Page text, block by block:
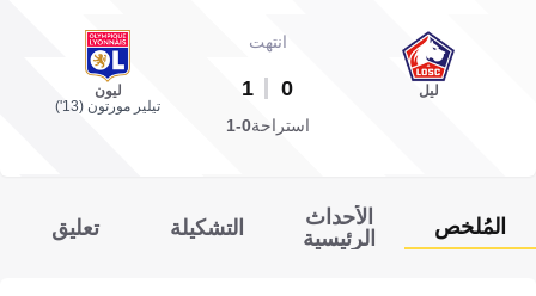
ليل
انتهت
0
1
ليون
تيلير مورتون (13')
استراحة0-1
المُلخص
الأحداث
الرئيسية
التشكيلة تعليق